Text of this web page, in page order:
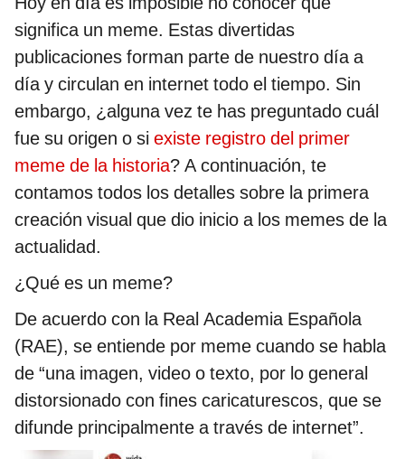
significa un meme. Estas divertidas
publicaciones forman parte de nuestro día a
día y circulan en internet todo el tiempo. Sin
embargo, ¿alguna vez te has preguntado cuál
fue su origen o si existe registro del primer
meme de la historia? A continuación, te
contamos todos los detalles sobre la primera
creación visual que dio inicio a los memes de la
actualidad.
¿Qué es un meme?
De acuerdo con la Real Academia Española
(RAE), se entiende por meme cuando se habla
de “una imagen, video o texto, por lo general
distorsionado con fines caricaturescos, que se
difunde principalmente a través de internet”.